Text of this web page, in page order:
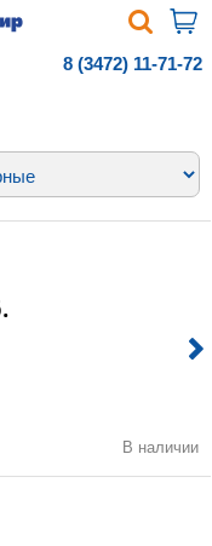
8 (3472) 11-71-72
В наличии